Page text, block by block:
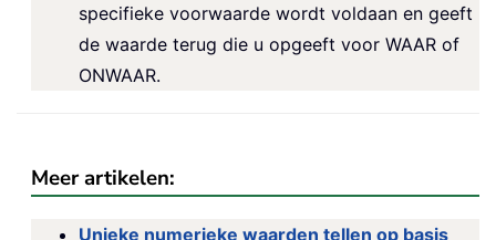
specifieke voorwaarde wordt voldaan en geeft
de waarde terug die u opgeeft voor WAAR of
ONWAAR.
Meer artikelen:
Unieke numerieke waarden tellen op basis